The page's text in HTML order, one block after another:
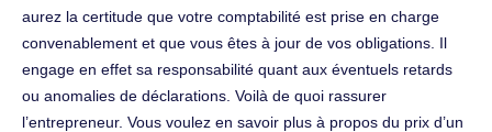
aurez la certitude que votre comptabilité est prise en charge
convenablement et que vous êtes à jour de vos obligations. Il
engage en effet sa responsabilité quant aux éventuels retards
ou anomalies de déclarations. Voilà de quoi rassurer
l’entrepreneur. Vous voulez en savoir plus à propos du prix d’un